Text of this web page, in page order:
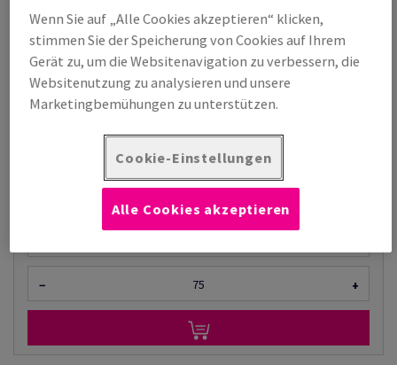
Olin, Rough, Bright White, matt, holzfrei ECF, 350g/m2, 720mm x
1020mm, B1+, SB, Paket zu 75 Bogen/Blatt, FSC Mix Credit
Produktinformation
Produkt weiterempfehlen
Listenpreis
LIEFERZEIT 2-3 TAGE
Mengeneinheiten
− +
Wenn Sie auf „Alle Cookies akzeptieren“ klicken,
stimmen Sie der Speicherung von Cookies auf Ihrem
Gerät zu, um die Websitenavigation zu verbessern, die
Websitenutzung zu analysieren und unsere
Marketingbemühungen zu unterstützen.
Cookie-Einstellungen
Alle Cookies akzeptieren